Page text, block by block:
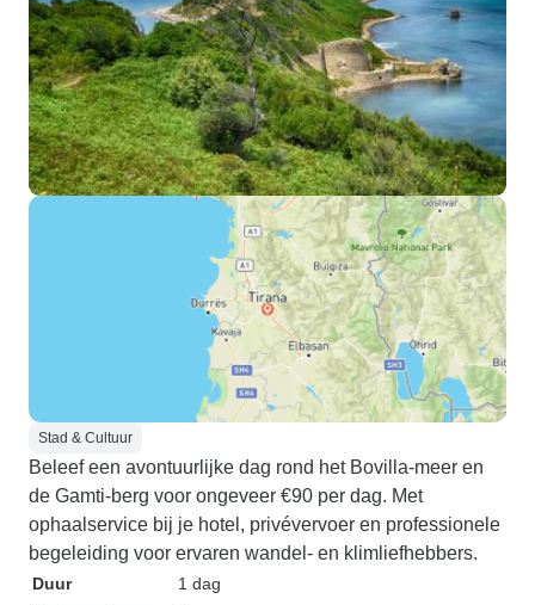
Stad & Cultuur
Beleef een avontuurlijke dag rond het Bovilla-meer en
de Gamti-berg voor ongeveer €90 per dag. Met
ophaalservice bij je hotel, privévervoer en professionele
begeleiding voor ervaren wandel- en klimliefhebbers.
Duur
1 dag